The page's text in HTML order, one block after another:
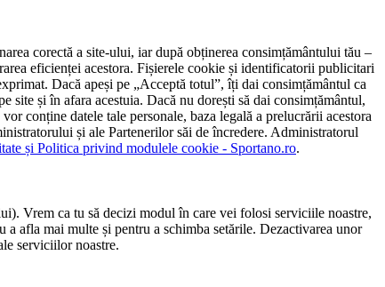
corectă a site-ului, iar după obținerea consimțământului tău –
eficienței acestora. Fișierele cookie și identificatorii publicitari
Dacă apeși pe „Acceptă totul”, îți dai consimțământul ca
site și în afara acestuia. Dacă nu dorești să dai consimțământul,
conține datele tale personale, baza legală a prelucrării acestora
și ale Partenerilor săi de încredere. Administratorul
și Politica privind modulele cookie - Sportano.ro.
Vrem ca tu să decizi modul în care vei folosi serviciile noastre,
afla mai multe și pentru a schimba setările. Dezactivarea unor
serviciilor noastre.